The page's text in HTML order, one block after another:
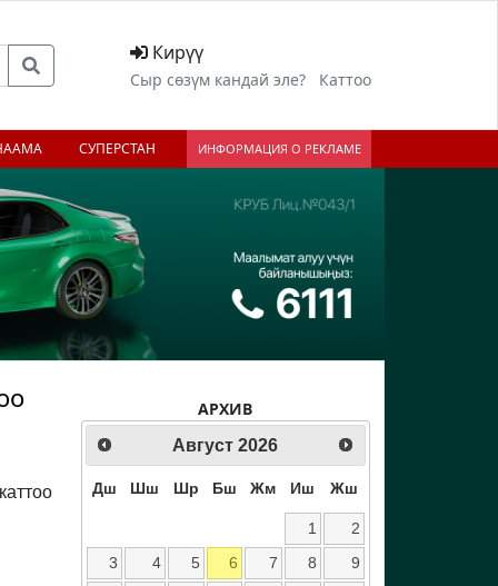
Кирүү
Сыр сөзүм кандай эле? Каттоо
СУПЕРСТАН ИНФОРМАЦИЯ О РЕКЛАМЕ
АРХИВ
Август 2026
Дш Шш Шр Бш Жм Иш Жш
1
2
3
4 5 6 7 8
9